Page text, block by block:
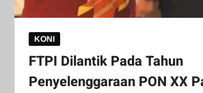
KONI
FTPI Dilantik Pada Tahun
Penyelenggaraan PON XX